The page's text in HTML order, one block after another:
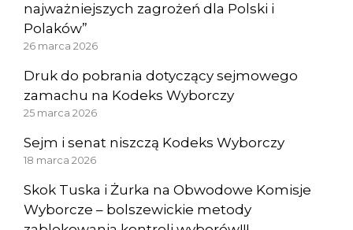
najważniejszych zagrożeń dla Polski i
Polaków”
26 marca 2026
Druk do pobrania dotyczący sejmowego
zamachu na Kodeks Wyborczy
25 marca 2026
Sejm i senat niszczą Kodeks Wyborczy
18 marca 2026
Skok Tuska i Żurka na Obwodowe Komisje
Wyborcze – bolszewickie metody